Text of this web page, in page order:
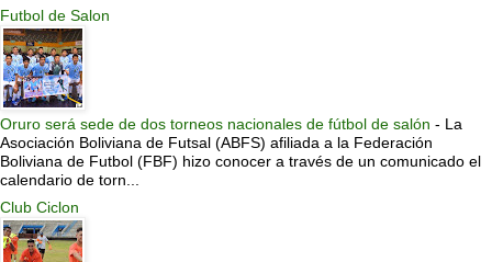
Futbol de Salon
Oruro será sede de dos torneos nacionales de fútbol de salón - La
Asociación Boliviana de Futsal (ABFS) afiliada a la Federación
Boliviana de Futbol (FBF) hizo conocer a través de un comunicado el
calendario de torn...
Club Ciclon